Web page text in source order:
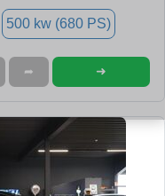
500 kw (680 PS)
➦ ➜